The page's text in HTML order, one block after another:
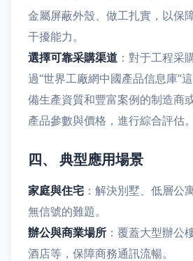
金屬屏蔽外殼、做工扎實，以保
干擾能力。
選擇可靠采購渠道 ：對于工程采
過“世界工廠網中國產品信息庫”
備生產資質和豐富案例的制造商
產品參數與價格，進行綜合評估。
四、 典型應用場景
家庭與住宅 ：解決別墅、低層公
無信號的難題。
辦公與商業場所 ：覆蓋大型辦公
酒店等，保障商務通訊流暢。